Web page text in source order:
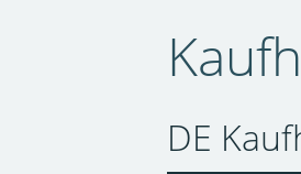
DE